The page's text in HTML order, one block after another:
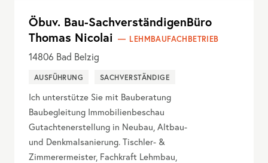
Öbuv. Bau-SachverständigenBüro
Thomas Nicolai
LEHMBAUFACHBETRIEB
14806 Bad Belzig
AUSFÜHRUNG SACHVERSTÄNDIGE
Ich unterstütze Sie mit Bauberatung
Baubegleitung Immobilienbeschau
Gutachtenerstellung in Neubau, Altbau-
und Denkmalsanierung. Tischler- &
Zimmerermeister, Fachkraft Lehmbau,